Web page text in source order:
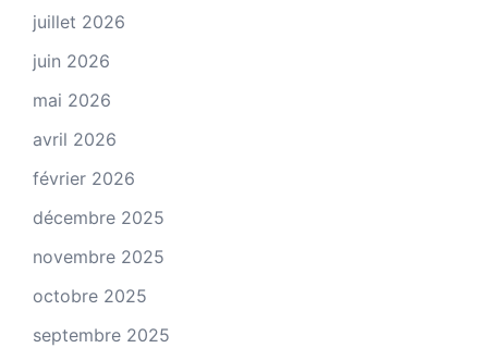
juillet 2026
juin 2026
mai 2026
avril 2026
février 2026
décembre 2025
novembre 2025
octobre 2025
septembre 2025